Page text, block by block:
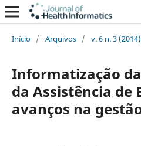
Início / Arquivos / v. 6 n. 3 (2014)
Informatização
da Assistência de
avanços na